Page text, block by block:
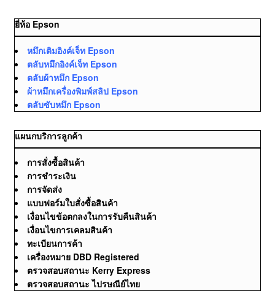
ยี่ห้อ Epson
หมึกเติมอิงค์เจ็ท Epson
ตลับหมึกอิงค์เจ็ท Epson
ตลับผ้าหมึก Epson
ผ้าหมึกเครื่องพิมพ์สลิป Epson
ตลับซับหมึก Epson
แผนกบริการลูกค้า
การสั่งซื้อสินค้า
การชำระเงิน
การจัดส่ง
แบบฟอร์มใบสั่งซื้อสินค้า
เงื่อนไขข้อตกลงในการรับคืนสินค้า
เงื่อนไขการเคลมสินค้า
ทะเบียนการค้า
เครื่องหมาย DBD Registered
ตรวจสอบสถานะ Kerry Express
ตรวจสอบสถานะ ไปรษณีย์ไทย